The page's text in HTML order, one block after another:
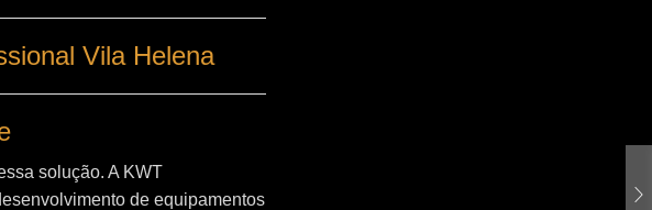
Vila Helena
solução. A KWT
de equipamentos